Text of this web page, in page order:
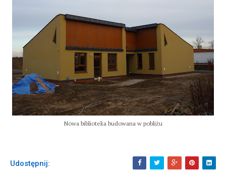
Nowa biblioteka budowana w pobliżu
Udostępnij: